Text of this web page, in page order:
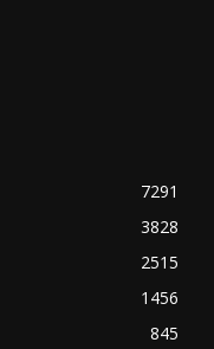
7291
3828
2515
1456
845